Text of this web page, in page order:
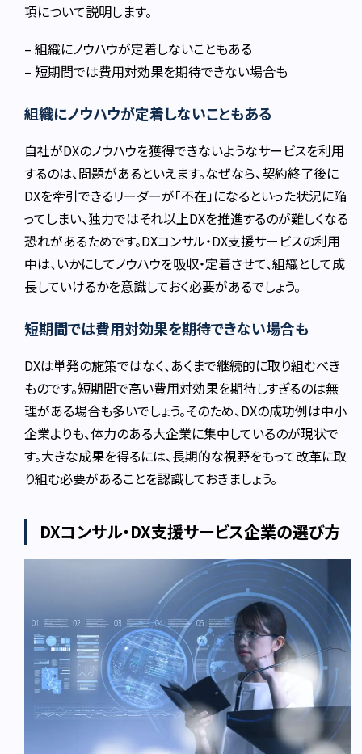
項について説明します。
– 組織にノウハウが定着しないこともある
– 短期間では費用対効果を期待できない場合も
組織にノウハウが定着しないこともある
自社がDXのノウハウを獲得できないようなサービスを利用
するのは、問題があるといえます。なぜなら、契約終了後に
DXを牽引できるリーダーが「不在」になるといった状況に陥
ってしまい、独力ではそれ以上DXを推進するのが難しくなる
恐れがあるためです。DXコンサル・DX支援サービスの利用
中は、いかにしてノウハウを吸収・定着させて、組織として成
長していけるかを意識しておく必要があるでしょう。
短期間では費用対効果を期待できない場合も
DXは単発の施策ではなく、あくまで継続的に取り組むべき
ものです。短期間で高い費用対効果を期待しすぎるのは無
理がある場合も多いでしょう。そのため、DXの成功例は中小
企業よりも、体力のある大企業に集中しているのが現状で
す。大きな成果を得るには、長期的な視野をもって改革に取
り組む必要があることを認識しておきましょう。
DXコンサル・DX支援サービス企業の選び方